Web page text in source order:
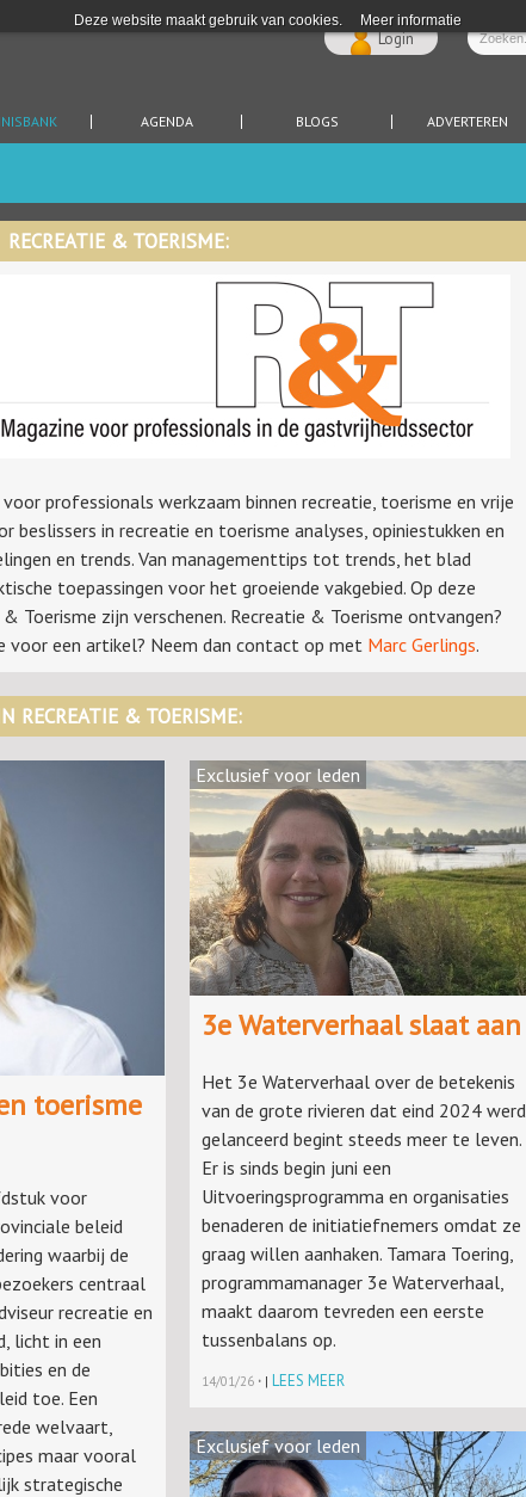
Deze website maakt gebruik van cookies. Meer informatie
Login
AGENDA BLOGS ADVERTEREN
RECREATIE & TOERISME:
professionals werkzaam binnen recreatie, toerisme en vrije
beslissers in recreatie en toerisme analyses, opiniestukken en
en trends. Van managementtips tot trends, het blad
toepassingen voor het groeiende vakgebied. Op deze
Toerisme zijn verschenen. Recreatie & Toerisme ontvangen?
voor een artikel? Neem dan contact op met Marc Gerlings.
RECREATIE & TOERISME:
toerisme
voor
beleid
waarbij de
centraal
recreatie en
licht in een
en de
toe. Een
welvaart,
maar vooral
strategische
Exclusief voor leden
3e Waterverhaal slaat aan
Het 3e Waterverhaal over de betekenis
van de grote rivieren dat eind 2024 werd
gelanceerd begint steeds meer te leven.
Er is sinds begin juni een
Uitvoeringsprogramma en organisaties
benaderen de initiatiefnemers omdat ze
graag willen aanhaken. Tamara Toering,
programmamanager 3e Waterverhaal,
maakt daarom tevreden een eerste
tussenbalans op.
14/01/26 · | LEES MEER
Exclusief voor leden